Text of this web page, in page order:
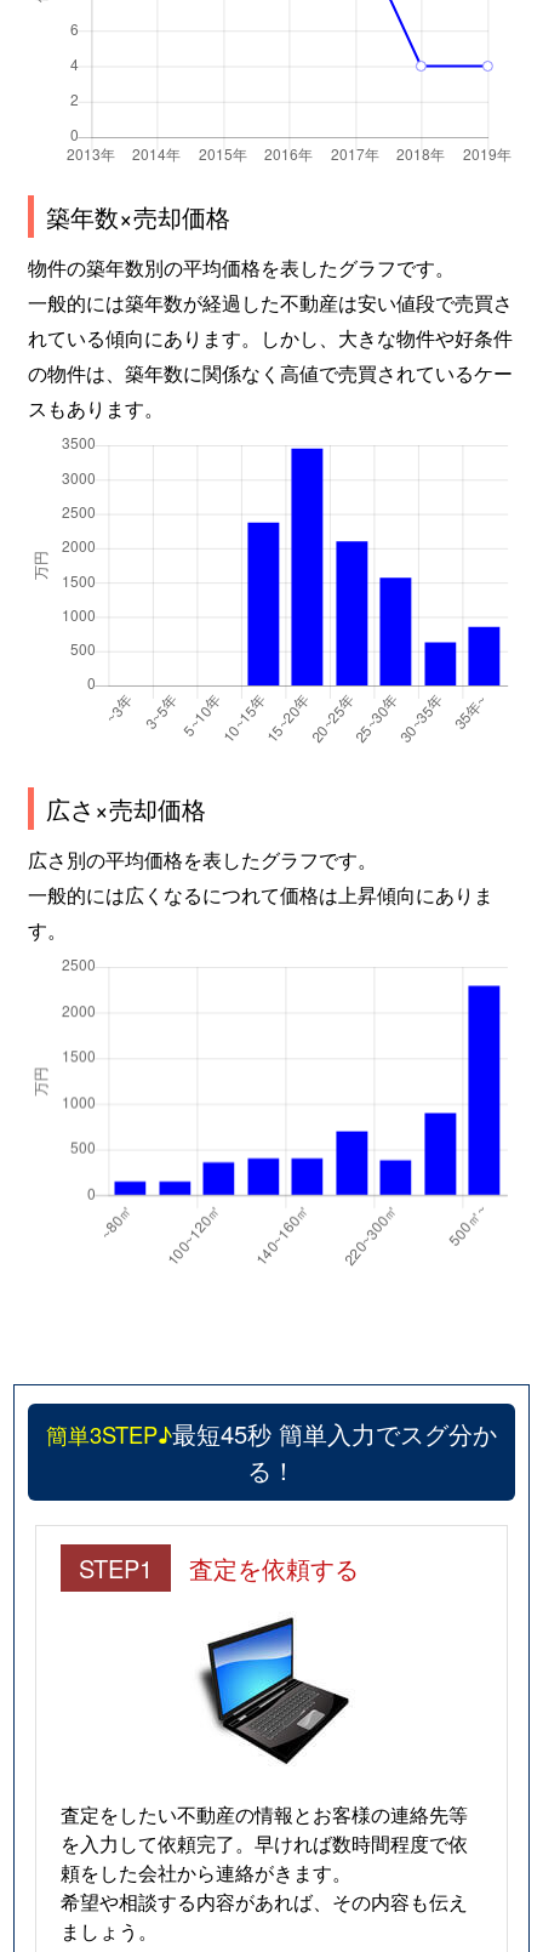
築年数×売却価格
物件の築年数別の平均価格を表したグラフです。
一般的には築年数が経過した不動産は安い値段で売買さ
れている傾向にあります。しかし、大きな物件や好条件
の物件は、築年数に関係なく高値で売買されているケー
スもあります。
広さ×売却価格
広さ別の平均価格を表したグラフです。
一般的には広くなるにつれて価格は上昇傾向にありま
す。
簡単3STEP♪最短45秒 簡単入力でスグ分か
る！
STEP1 査定を依頼する
査定をしたい不動産の情報とお客様の連絡先等
を入力して依頼完了。早ければ数時間程度で依
頼をした会社から連絡がきます。
希望や相談する内容があれば、その内容も伝え
ましょう。